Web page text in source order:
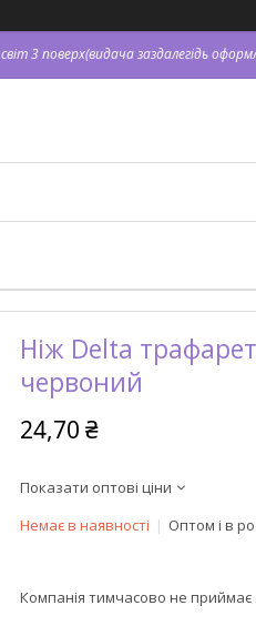
3 поверх(видача заздалегідь
Ніж Delta
червоний
24,70 ₴
Показати оптові ціни
Немає в наявності
Оптом і в
Компанія тимчасово не